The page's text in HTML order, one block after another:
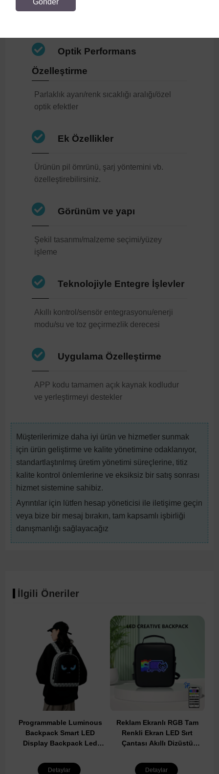
boyutunu, desenini veya ambalaj tasarımını
Optik Performans
Özelleştirme
Parlaklık ayarı/renk sıcaklığı aralığı/özel
optik efektler
Ek Özellikler
Ürünün pil ömrünü, şarj yöntemini vb.
özelleştirebilirsiniz.
Görünüm ve yapı
Şekil tasarımı/malzeme seçimi/yüzey
işleme
Teknolojiyle Entegre İşlevler
Akıllı kontrol/sensör entegrasyonu/enerji
modu/su ve toz geçirmezlik derecesi
Uygulama Özelleştirme
APP kodu tamamen açık kaynak kodludur
ve yerleştirmeyi destekler
Müşterilerimize daha iyi ürün ve hizmetler sunmak
için ürün geliştirme ve kalite yönetimine odaklanıyor,
standartlaştırılmış üretim yönetimi süreçlerine, titiz
kalite kontrol önlemlerine ve eksiksiz bir satış sonrası
hizmet sistemine sahibiz.
Ayrıntılar için lütfen hesap yöneticisi ile iletişime geçin
veya bize bir mesaj bırakın, tam kapsamlı işbirliği
danışmanlığı sağlayacağız
İlgili Öneriler
Programmable Luminous
Backpack Smart LED
Display Backpack Led
With Led Light
Detaylar
Reklam Ekranlı RGB Tam
Renkli Ekran LED Sırt
Çantası Akıllı Dizüstü
Stil
Detaylar